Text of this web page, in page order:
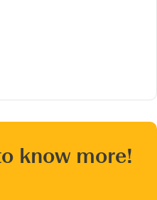
know more!